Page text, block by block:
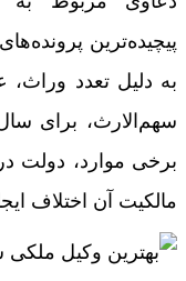
پیچیده‌ترین
به دلیل تعدد وراث،
سهم‌الارث، برای
برخی موارد، دولت
مالکیت آن اختلاف